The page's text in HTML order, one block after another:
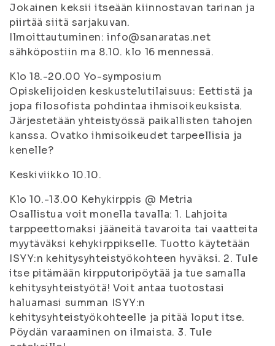
Jokainen keksii itseään kiinnostavan tarinan ja
piirtää siitä sarjakuvan.
Ilmoittautuminen: info@sanaratas.net
sähköpostiin ma 8.10. klo 16 mennessä.
Klo 18.-20.00 Yo-symposium
Opiskelijoiden keskustelutilaisuus: Eettistä ja
jopa filosofista pohdintaa ihmisoikeuksista.
Järjestetään yhteistyössä paikallisten tahojen
kanssa. Ovatko ihmisoikeudet tarpeellisia ja
kenelle?
Keskiviikko 10.10.
Klo 10.-13.00 Kehykirppis @ Metria
Osallistua voit monella tavalla: 1. Lahjoita
tarppeettomaksi jääneitä tavaroita tai vaatteita
myytäväksi kehykirppikselle. Tuotto käytetään
ISYY:n kehitysyhteistyökohteen hyväksi. 2. Tule
itse pitämään kirpputoripöytää ja tue samalla
kehitysyhteistyötä! Voit antaa tuotostasi
haluamasi summan ISYY:n
kehitysyhteistyökohteelle ja pitää loput itse.
Pöydän varaaminen on ilmaista. 3. Tule